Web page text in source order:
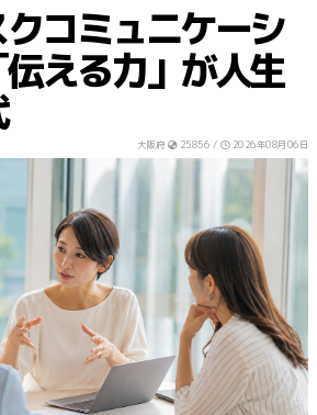
コミュニケーシ
える力」が人生
大阪府 25856 / 2026年08月06日